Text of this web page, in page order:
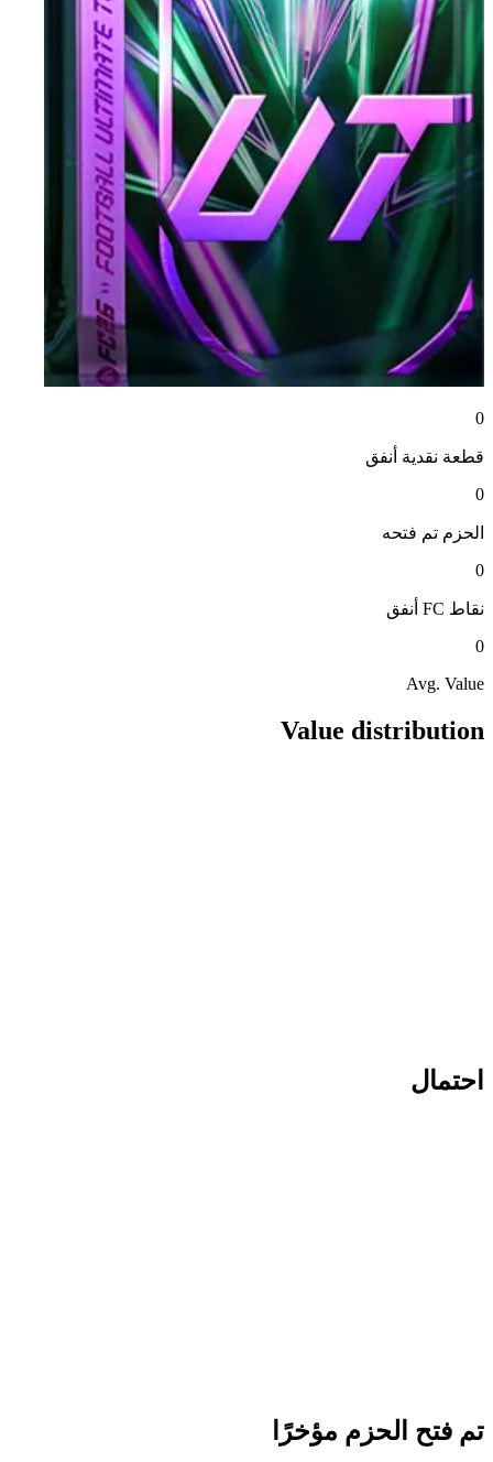
0
قطعة نقدية أنفق
0
الحزم تم فتحه
0
نقاط FC
أنفق
0
Avg. Value
Value distribution
احتمال
تم فتح الحزم مؤخرًا